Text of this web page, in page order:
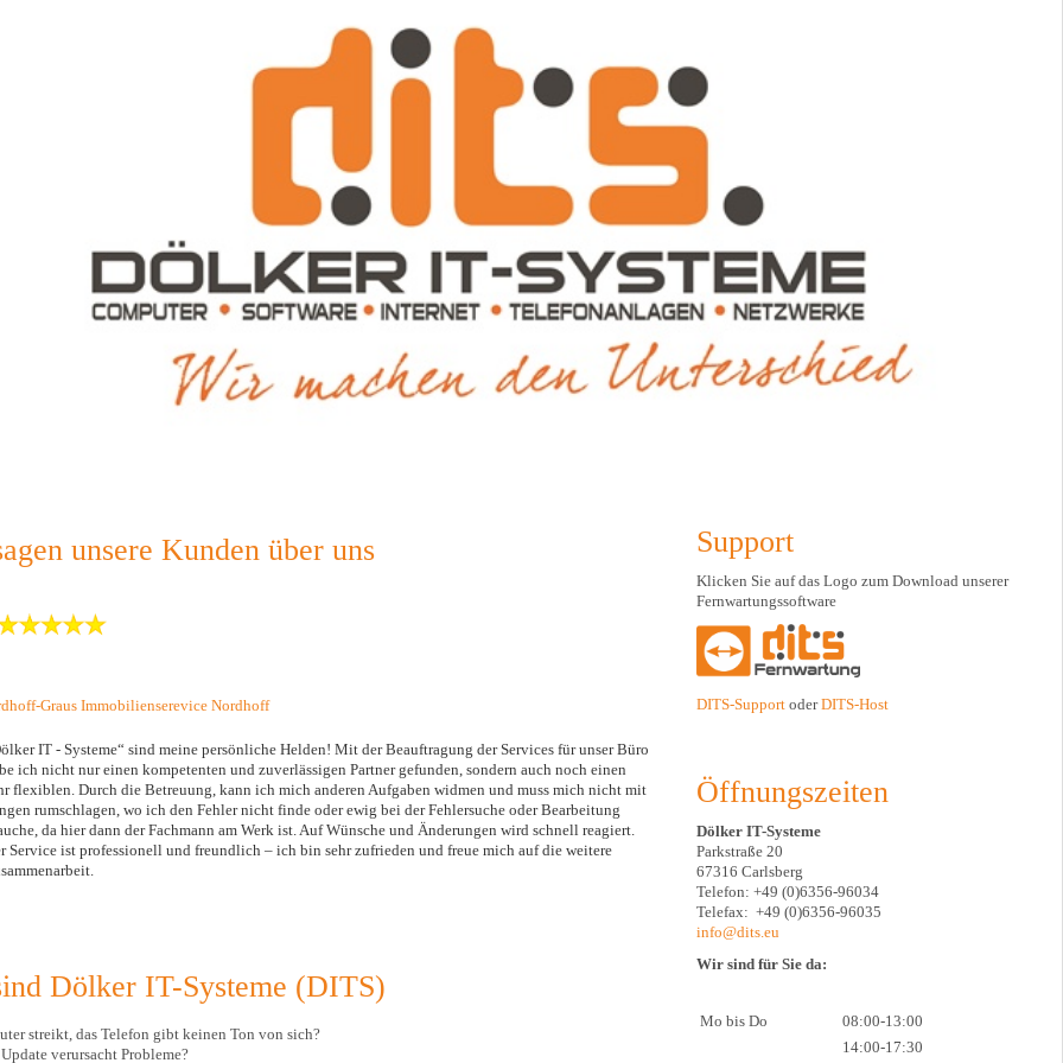
unsere Kunden über uns
Graus Immobilienserevice Nordhoff
IT - Systeme“ sind meine persönliche Helden! Mit der Beauftragung der Services für unser Büro
ich nicht nur einen kompetenten und zuverlässigen Partner gefunden, sondern auch noch einen
flexiblen. Durch die Betreuung, kann ich mich anderen Aufgaben widmen und muss mich nicht mit
rumschlagen, wo ich den Fehler nicht finde oder ewig bei der Fehlersuche oder Bearbeitung
da hier dann der Fachmann am Werk ist. Auf Wünsche und Änderungen wird schnell reagiert.
Service ist professionell und freundlich – ich bin sehr zufrieden und freue mich auf die weitere
Stefan Harich
Lösungen für alle Belange der IT. Danke an alle eurer
Dölker IT-Systeme (DITS)
streikt, das Telefon gibt keinen Ton von sich?
verursacht Probleme?
Support
Klicken Sie auf das Logo zum Download unserer
Fernwartungssoftware
DITS-SupportoderDITS-Host
Öffnungszeiten
Dölker IT-Systeme
Parkstraße 20
67316 Carlsberg
Telefon: +49 (0)6356-96034
Telefax: +49 (0)6356-96035
info@dits.eu
Wir sind für Sie da:
Mo bis Do
08:00-13:00
14:00-17:30